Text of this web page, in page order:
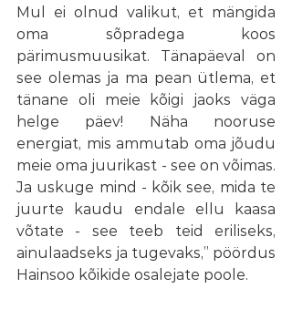
Mul ei olnud valikut, et mängida
oma sõpradega koos
pärimusmuusikat. Tänapäeval on
see olemas ja ma pean ütlema, et
tänane oli meie kõigi jaoks väga
helge päev! Näha nooruse
energiat, mis ammutab oma jõudu
meie oma juurikast - see on võimas.
Ja uskuge mind - kõik see, mida te
juurte kaudu endale ellu kaasa
võtate - see teeb teid eriliseks,
ainulaadseks ja tugevaks,” pöördus
Hainsoo kõikide osalejate poole.